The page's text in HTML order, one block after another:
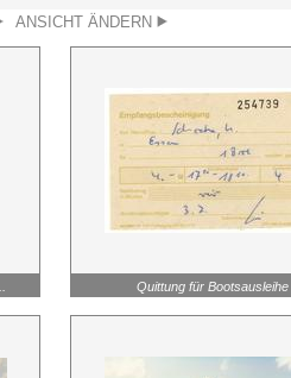
ANSICHT ÄNDERN
Quittung für Bootsausleihe